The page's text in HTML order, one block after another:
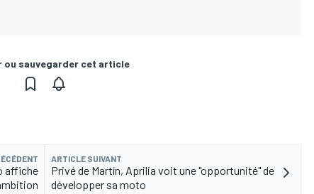
ou sauvegarder cet article
affiche
ARTICLE SUIVANT
Privé de Martín, Aprilia voit une "opportunité" de
développer sa moto